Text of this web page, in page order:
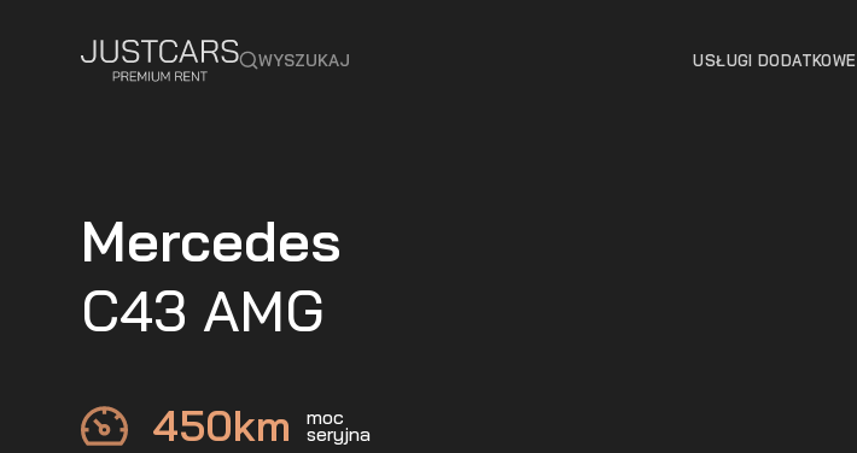
WYSZUKAJ USŁUGI DODATKOWE
Mercedes
C43 AMG
450km moc
seryjna